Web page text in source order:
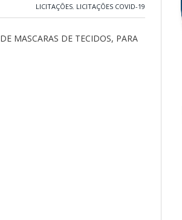
LICITAÇÕES, LICITAÇÕES COVID-19
MASCARAS DE TECIDOS, PARA